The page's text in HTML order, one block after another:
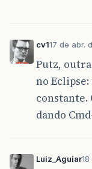
cv117 de abr.
Putz,
no
constante.
dando
Luiz_Aguiar